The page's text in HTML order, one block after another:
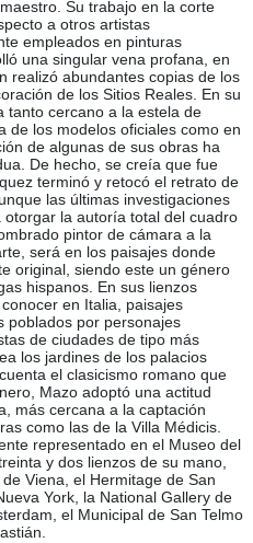
Su trabajo en la corte
a otros artistas
empleados en pinturas
una singular vena profana, en
realizó abundantes copias de los
de los Sitios Reales. En su
tanto cercano a la estela de
de los modelos oficiales como en
de algunas de sus obras ha
De hecho, se creía que fue
terminó y retocó el retrato de
las últimas investigaciones
la autoría total del cuadro
pintor de cámara a la
será en los paisajes donde
original, siendo este un género
hispanos. En sus lienzos
en Italia, paisajes
poblados por personajes
de ciudades de tipo más
los jardines de los palacios
el clasicismo romano que
Mazo adoptó una actitud
más cercana a la captación
como las de la Villa Médicis.
representado en el Museo del
y dos lienzos de su mano,
Viena, el Hermitage de San
York, la National Gallery de
el Municipal de San Telmo